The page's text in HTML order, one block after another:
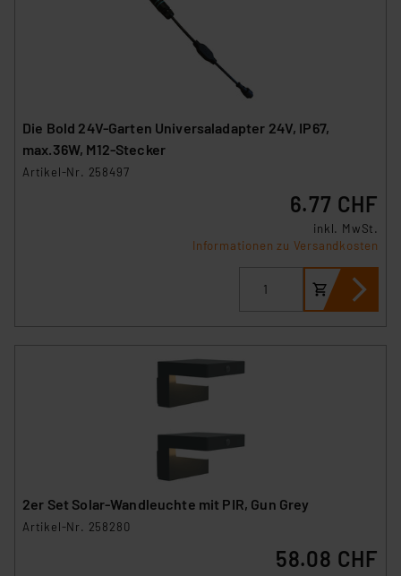
Die Bold 24V-Garten Universaladapter 24V, IP67,
max.36W, M12-Stecker
Artikel-Nr. 258497
6.77 CHF
inkl. MwSt.
Informationen zu Versandkosten
2er Set Solar-Wandleuchte mit PIR, Gun Grey
Artikel-Nr. 258280
58.08 CHF